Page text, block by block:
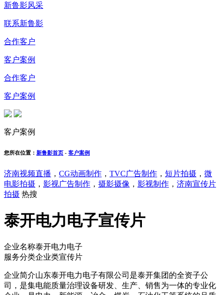
新鲁影风采
联系新鲁影
合作客户
客户案例
合作客户
客户案例
客户案例
您所在位置： 新鲁影首页 - 客户案例
济南视频直播 ， CG动画制作 ， TVC广告制作 ， 短片拍摄 ， 微
电影拍摄 ， 影视广告制作 ， 摄影摄像 ， 影视制作 ， 济南宣传片
拍摄 热搜
泰开电力电子宣传片
企业名称泰开电力电子
服务分类企业类宣传片
企业简介山东泰开电力电子有限公司是泰开集团的全资子公
司，是集电能质量治理设备研发、生产、销售为一体的专业化